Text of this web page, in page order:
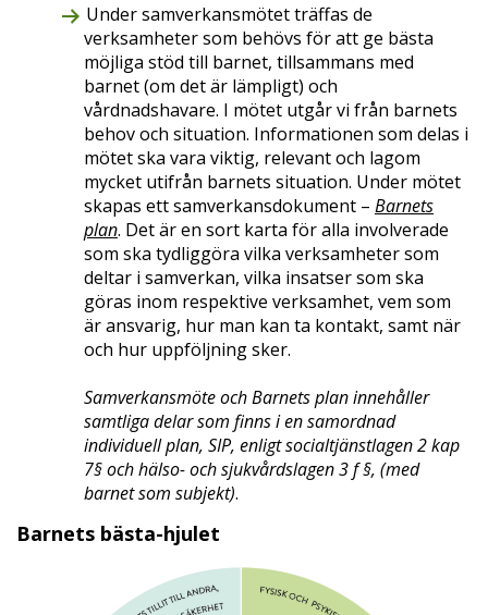
Under samverkansmötet träffas de
verksamheter som behövs för att ge bästa
möjliga stöd till barnet, tillsammans med
barnet (om det är lämpligt) och
vårdnadshavare. I mötet utgår vi från barnets
behov och situation. Informationen som delas i
mötet ska vara viktig, relevant och lagom
mycket utifrån barnets situation. Under mötet
skapas ett samverkansdokument – Barnets
plan. Det är en sort karta för alla involverade
som ska tydliggöra vilka verksamheter som
deltar i samverkan, vilka insatser som ska
göras inom respektive verksamhet, vem som
är ansvarig, hur man kan ta kontakt, samt när
och hur uppföljning sker.
Samverkansmöte och Barnets plan innehåller
samtliga delar som finns i en samordnad
individuell plan, SIP, enligt socialtjänstlagen 2 kap
7§ och hälso- och sjukvårdslagen 3 f §, (med
barnet som subjekt).
Barnets bästa-hjulet